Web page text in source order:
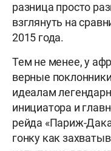
разница просто
взглянуть на
2015 года.
Тем не менее, у
верные
идеалам
инициатора и
рейда «Париж-
гонку как